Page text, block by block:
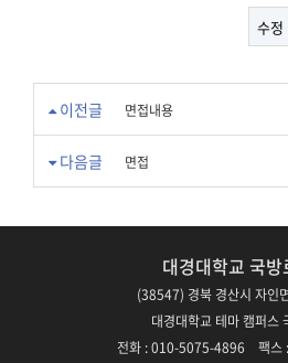
수정
이전글 면접내용
다음글 면접
대경대학교 국
(38547) 경북 경산시 자인
대경대학교 테마 캠퍼스
전화 : 010-5075-4896 팩스